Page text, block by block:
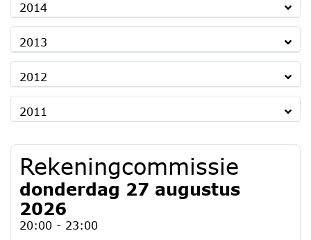
2014
2013
2012
2011
Rekeningcommissie
donderdag 27 augustus
2026
20:00 - 23:00